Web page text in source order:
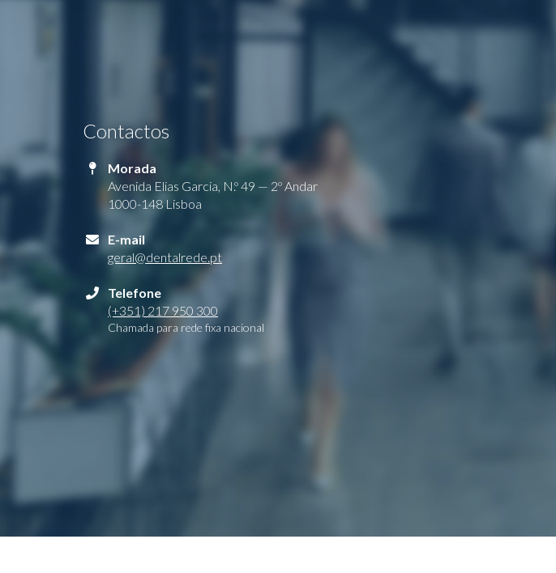
Contactos
Morada
Avenida Elias Garcia, N.º 49 — 2º Andar
1000-148 Lisboa
E-mail
geral@dentalrede.pt
Telefone
(+351) 217 950 300
Chamada para rede fixa nacional